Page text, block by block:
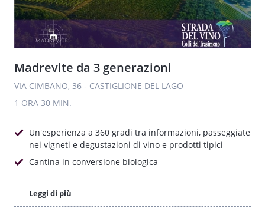
Madrevite da 3 generazioni
VIA CIMBANO, 36 - CASTIGLIONE DEL LAGO
1 ORA 30 MIN.
Un'esperienza a 360 gradi tra informazioni, passeggiate
nei vigneti e degustazioni di vino e prodotti tipici
Cantina in conversione biologica
Leggi di più